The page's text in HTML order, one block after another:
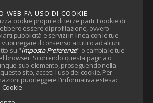
WEB FA USO DI COOKIE
cookie propri e di terze parti. I cookie di
essere di profilazione, ovvero
pubblicità e servizi in linea con le tue
negare il consenso a tutti o ad alcuni
su "Imposta Preferenze" o cambia le tue
browser. Scorrendo questa pagina o
suo elemento, proseguendo nella
sito, accetti l'uso dei cookie. Per
puoi leggere l'informativa estesa:
Cookie.